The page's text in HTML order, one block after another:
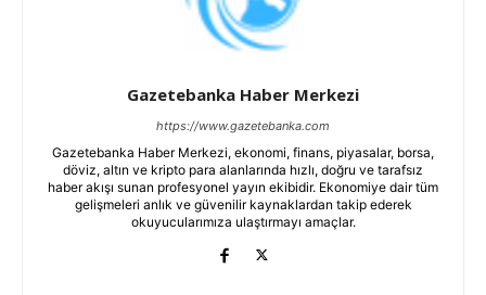
Gazetebanka Haber Merkezi
https://www.gazetebanka.com
Gazetebanka Haber Merkezi, ekonomi, finans, piyasalar, borsa,
döviz, altın ve kripto para alanlarında hızlı, doğru ve tarafsız
haber akışı sunan profesyonel yayın ekibidir. Ekonomiye dair tüm
gelişmeleri anlık ve güvenilir kaynaklardan takip ederek
okuyucularımıza ulaştırmayı amaçlar.